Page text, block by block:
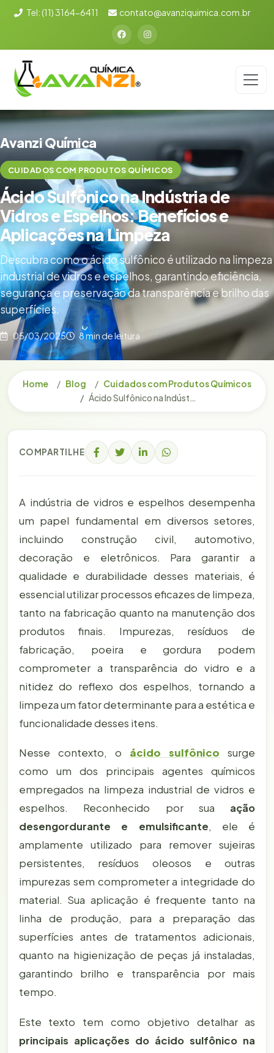
Tel:(11) 3164-6411 contato@avanziquimica.com.br
Avanzi Química
CUIDADOS COM PRODUTOS QUÍMICOS
Ácido Sulfônico na Indústria de
Vidros e Espelhos: Benefícios e
Aplicações na Limpeza
Descubra como o ácido sulfônico é utilizado na limpeza
industrial de vidros e espelhos, garantindo eficiência,
segurança e preservação da transparência e brilho das
superfícies.
05/03/2025 8 min de leitura
Home Blog
Cuidados com Produtos Químicos
Ácido Sulfônico na Indústria de Vidros e Espelhos: Benefícios e Aplicações na Limpeza
COMPARTILHE
A indústria de vidros e espelhos desempenha
um papel fundamental em diversos setores,
incluindo construção civil, automotivo,
decoração e eletrônicos. Para garantir a
qualidade e durabilidade desses materiais, é
essencial utilizar processos eficazes de limpeza,
tanto na fabricação quanto na manutenção dos
produtos finais. Impurezas, resíduos de
fabricação, poeira e gordura podem
comprometer a transparência do vidro e a
nitidez do reflexo dos espelhos, tornando a
limpeza um fator determinante para a estética e
funcionalidade desses itens.
Nesse contexto, o ácido sulfônico surge
como um dos principais agentes químicos
empregados na limpeza industrial de vidros e
espelhos. Reconhecido por sua ação
desengordurante e emulsificante, ele é
amplamente utilizado para remover sujeiras
persistentes, resíduos oleosos e outras
impurezas sem comprometer a integridade do
material. Sua aplicação é frequente tanto na
linha de produção, para a preparação das
superfícies antes de tratamentos adicionais,
quanto na higienização de peças já instaladas,
garantindo brilho e transparência por mais
tempo.
Este texto tem como objetivo detalhar as
principais aplicações do ácido sulfônico na